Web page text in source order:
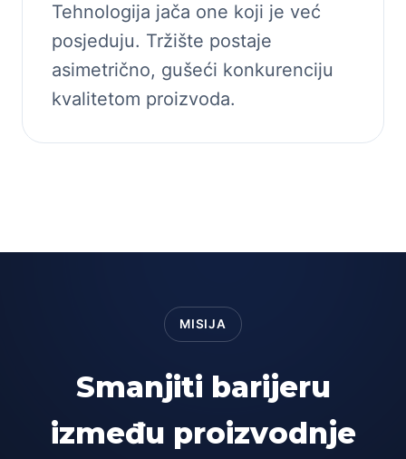
Tehnologija jača one koji je već
posjeduju. Tržište postaje
asimetrično, gušeći konkurenciju
kvalitetom proizvoda.
MISIJA
Smanjiti barijeru
između proizvodnje